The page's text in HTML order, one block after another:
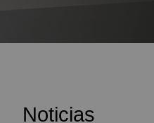
Noticias